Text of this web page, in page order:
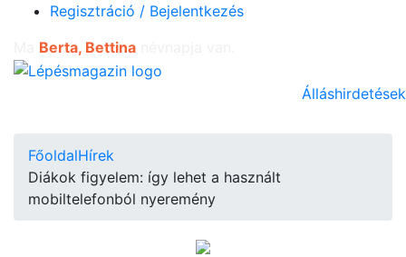
Regisztráció / Bejelentkezés
Berta, Bettina
Álláshirdetések
FőoldalHírek
Diákok figyelem: így lehet a használt
mobiltelefonból nyeremény